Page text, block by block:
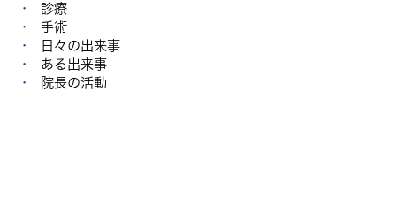
診療
手術
日々の出来事
ある出来事
院長の活動